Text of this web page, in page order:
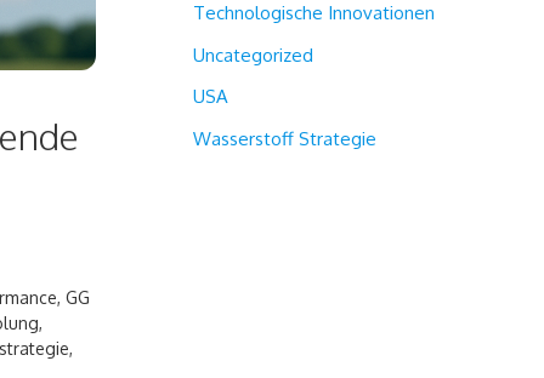
,GG
,
,
Technologische Innovationen
Uncategorized
USA
Wasserstoff Strategie